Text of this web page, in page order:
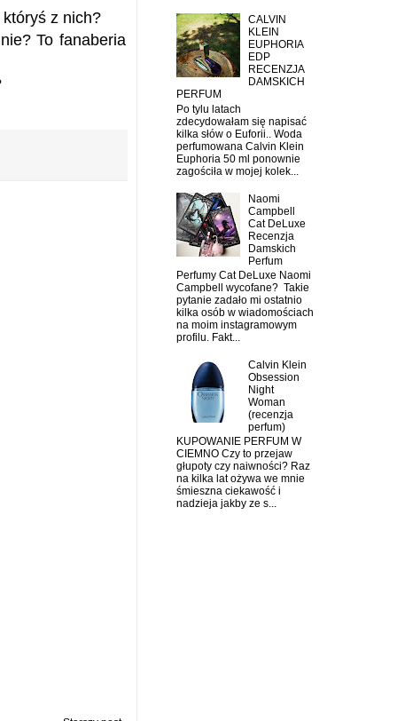
z nich?
To fanaberia
CALVIN
KLEIN
EUPHORIA
EDP
RECENZJA
DAMSKICH
PERFUM
Po tylu latach
zdecydowałam się napisać
kilka słów o Euforii.. Woda
perfumowana Calvin Klein
Euphoria 50 ml ponownie
zagościła w mojej kolek...
Naomi
Campbell
Cat DeLuxe
Recenzja
Damskich
Perfum
Perfumy Cat DeLuxe Naomi
Campbell wycofane? Takie
pytanie zadało mi ostatnio
kilka osób w wiadomościach
na moim instagramowym
profilu. Fakt...
Calvin Klein
Obsession
Night
Woman
(recenzja
perfum)
KUPOWANIE PERFUM W
CIEMNO Czy to przejaw
głupoty czy naiwności? Raz
na kilka lat ożywa we mnie
śmieszna ciekawość i
nadzieja jakby ze s...